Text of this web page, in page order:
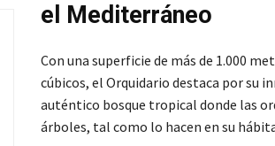
el Mediterráneo
Con una superficie de más de 1.000
cúbicos, el Orquidario destaca por su
auténtico bosque tropical donde las
árboles, tal como lo hacen en su